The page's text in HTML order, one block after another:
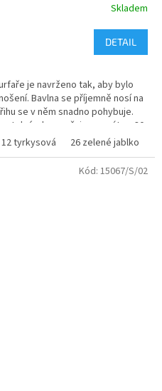
Skladem
DETAIL
je navrženo tak, aby bylo
Bavlna se příjemně nosí na
se v něm snadno pohybuje.
doporučuje se prát na 30
potisk. Materiál se po vyprání
12 tyrkysová 26 zelené jablko
Kód: 15067/S/02